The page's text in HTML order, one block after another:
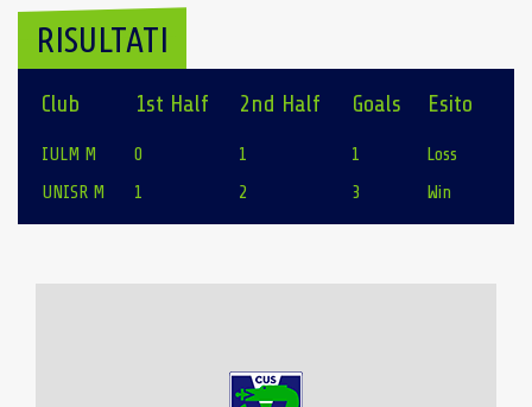
RISULTATI
Club 1st Half 2nd Half Goals Esito
IULM M 0 1 1
Loss
UNISR M
1 2 3 Win